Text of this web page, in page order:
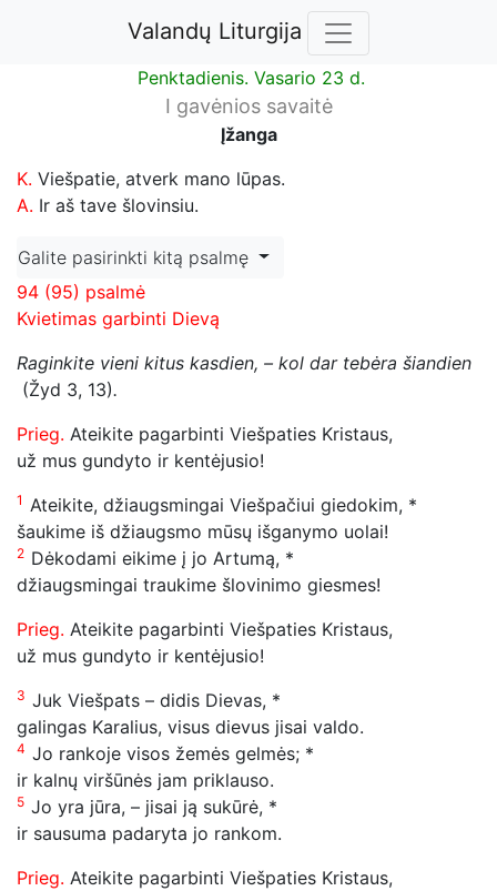
Valandų Liturgija
Penktadienis. Vasario 23 d.
I gavėnios savaitė
Įžanga
K. Viešpatie, atverk mano lūpas.
A. Ir aš tave šlovinsiu.
Galite pasirinkti kitą psalmę
94 (95) psalmė
Kvietimas garbinti Dievą
Raginkite vieni kitus kasdien, – kol dar tebėra šiandien
(Žyd 3, 13).
Prieg. Ateikite pagarbinti Viešpaties Kristaus,
už mus gundyto ir kentėjusio!
1 Ateikite, džiaugsmingai Viešpačiui giedokim, *
šaukime iš džiaugsmo mūsų išganymo uolai!
2 Dėkodami eikime į jo Artumą, *
džiaugsmingai traukime šlovinimo giesmes!
Prieg. Ateikite pagarbinti Viešpaties Kristaus,
už mus gundyto ir kentėjusio!
3 Juk Viešpats – didis Dievas, *
galingas Karalius, visus dievus jisai valdo.
4 Jo rankoje visos žemės gelmės; *
ir kalnų viršūnės jam priklauso.
5 Jo yra jūra, – jisai ją sukūrė, *
ir sausuma padaryta jo rankom.
Prieg. Ateikite pagarbinti Viešpaties Kristaus,